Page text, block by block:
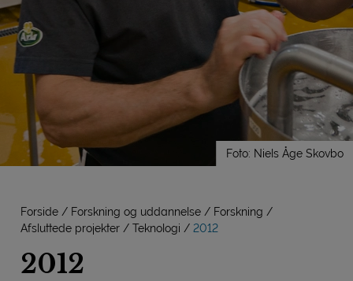
Foto: Niels Åge Skovbo
Forside Forskning og uddannelse
Forskning
Afsluttede projekter
Teknologi 2012
2012